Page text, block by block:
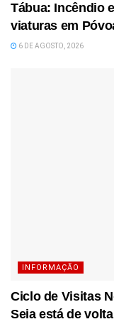
Tábua: Incêndio
viaturas em
6 DE AGOSTO, 2026
INFORMAÇÃO
Ciclo de Visitas
Seia está de volta